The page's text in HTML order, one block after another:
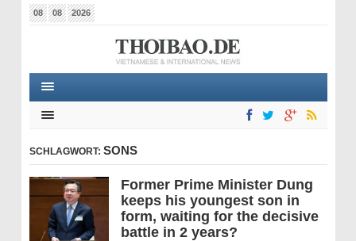
08 08 2026
SCHLAGWORT: SONS
Former Prime Minister Dung
keeps his youngest son in
form, waiting for the decisive
battle in 2 years?